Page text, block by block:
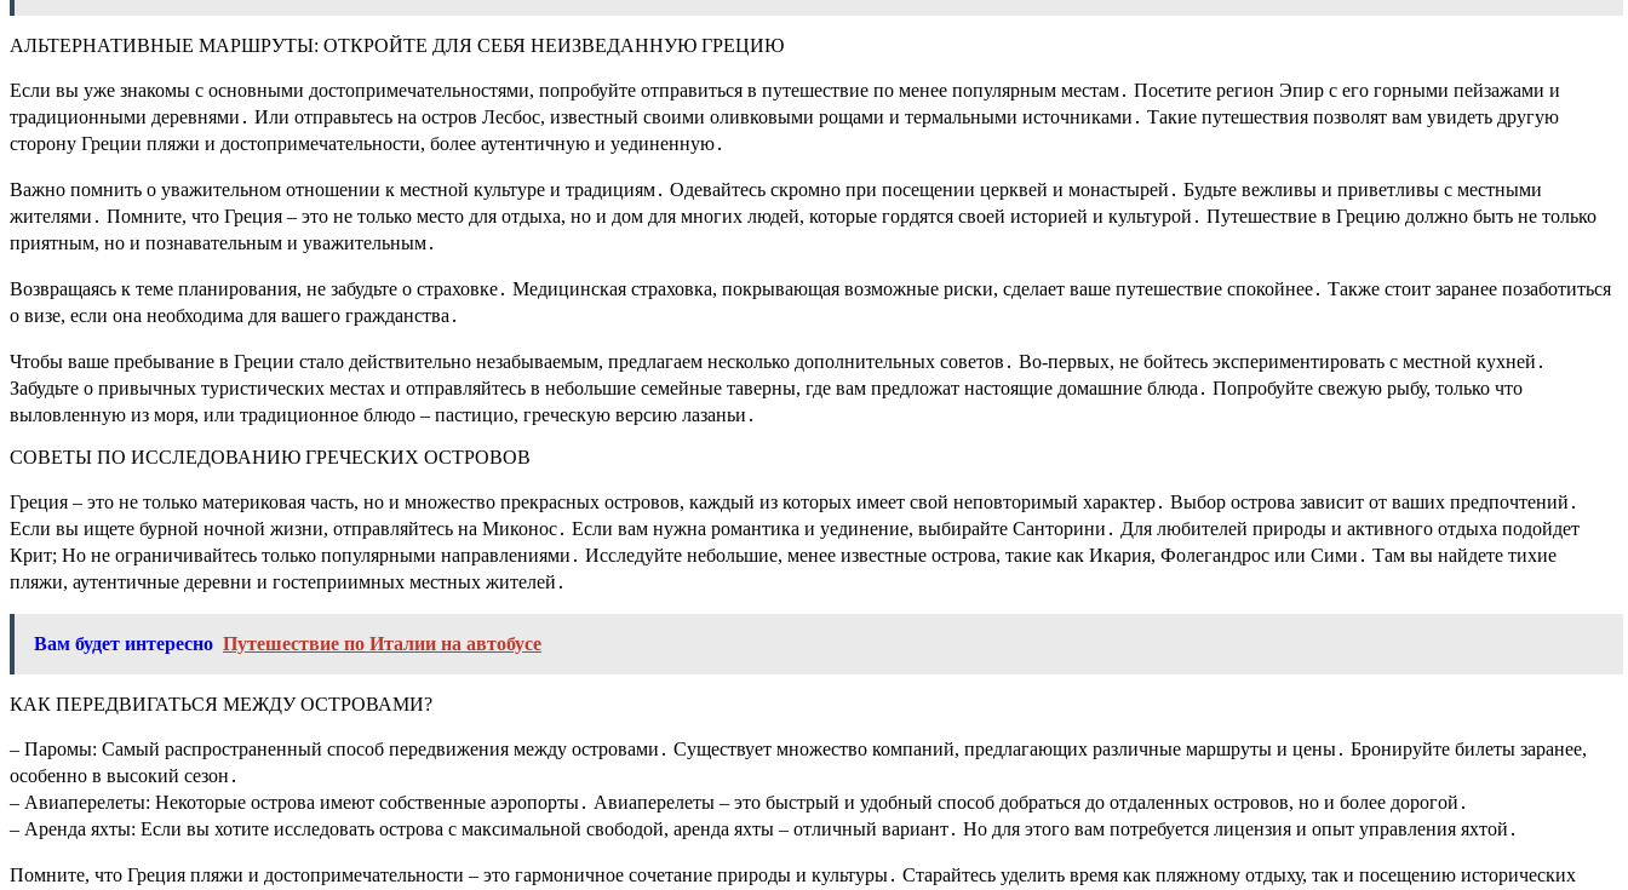
АЛЬТЕРНАТИВНЫЕ МАРШРУТЫ: ОТКРОЙТЕ ДЛЯ СЕБЯ НЕИЗВЕДАННУЮ ГРЕЦИЮ
Если вы уже знакомы с основными достопримечательностями, попробуйте отправиться в путешествие по менее популярным местам․ Посетите регион Эпир с его горными пейзажами и
традиционными деревнями․ Или отправьтесь на остров Лесбос, известный своими оливковыми рощами и термальными источниками․ Такие путешествия позволят вам увидеть другую
сторону Греции пляжи и достопримечательности, более аутентичную и уединенную․
Важно помнить о уважительном отношении к местной культуре и традициям․ Одевайтесь скромно при посещении церквей и монастырей․ Будьте вежливы и приветливы с местными
жителями․ Помните, что Греция – это не только место для отдыха, но и дом для многих людей, которые гордятся своей историей и культурой․ Путешествие в Грецию должно быть не только
приятным, но и познавательным и уважительным․
Возвращаясь к теме планирования, не забудьте о страховке․ Медицинская страховка, покрывающая возможные риски, сделает ваше путешествие спокойнее․ Также стоит заранее позаботиться
о визе, если она необходима для вашего гражданства․
Чтобы ваше пребывание в Греции стало действительно незабываемым, предлагаем несколько дополнительных советов․ Во-первых, не бойтесь экспериментировать с местной кухней․
Забудьте о привычных туристических местах и отправляйтесь в небольшие семейные таверны, где вам предложат настоящие домашние блюда․ Попробуйте свежую рыбу, только что
выловленную из моря, или традиционное блюдо – пастицио, греческую версию лазаньи․
СОВЕТЫ ПО ИССЛЕДОВАНИЮ ГРЕЧЕСКИХ ОСТРОВОВ
Греция – это не только материковая часть, но и множество прекрасных островов, каждый из которых имеет свой неповторимый характер․ Выбор острова зависит от ваших предпочтений․
Если вы ищете бурной ночной жизни, отправляйтесь на Миконос․ Если вам нужна романтика и уединение, выбирайте Санторини․ Для любителей природы и активного отдыха подойдет
Крит; Но не ограничивайтесь только популярными направлениями․ Исследуйте небольшие, менее известные острова, такие как Икария, Фолегандрос или Сими․ Там вы найдете тихие
пляжи, аутентичные деревни и гостеприимных местных жителей․
Вам будет интересно Путешествие по Италии на автобусе
КАК ПЕРЕДВИГАТЬСЯ МЕЖДУ ОСТРОВАМИ?
– Паромы: Самый распространенный способ передвижения между островами․ Существует множество компаний, предлагающих различные маршруты и цены․ Бронируйте билеты заранее,
особенно в высокий сезон․
– Авиаперелеты: Некоторые острова имеют собственные аэропорты․ Авиаперелеты – это быстрый и удобный способ добраться до отдаленных островов, но и более дорогой․
– Аренда яхты: Если вы хотите исследовать острова с максимальной свободой, аренда яхты – отличный вариант․ Но для этого вам потребуется лицензия и опыт управления яхтой․
Помните, что Греция пляжи и достопримечательности – это гармоничное сочетание природы и культуры․ Старайтесь уделить время как пляжному отдыху, так и посещению исторических